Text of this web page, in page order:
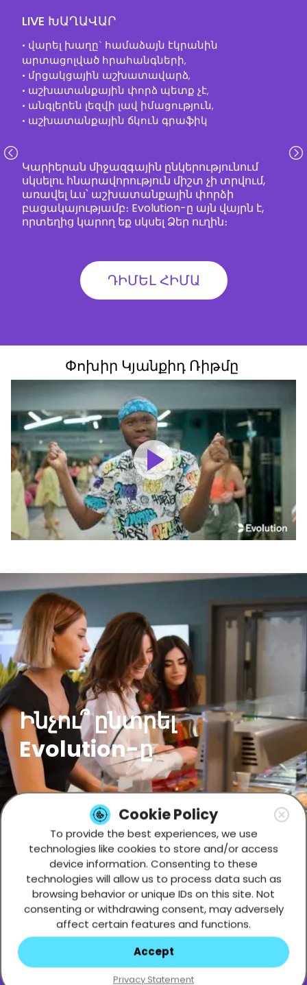
Cookie Policy
To provide the best experiences, we use
technologies like cookies to store and/or access
device information. Consenting to these
technologies will allow us to process data such as
browsing behavior or unique IDs on this site. Not
consenting or withdrawing consent, may adversely
affect certain features and functions.
Accept
Privacy Statement
LIVE ԽԱՂԱՎԱՐ
• վարել խաղը` համաձայն էկրանին
արտացոլված հրահանգների,
• մրցակցային աշխատավարձ,
• աշխատանքային փորձ պետք չէ,
• անգլերեն լեզվի լավ իմացություն,
• աշխատանքային ճկուն գրաֆիկ
Կարիերան միջազգային ընկերությունում
սկսելու հնարավորություն միշտ չի տրվում,
առավել ևս՝ աշխատանքային փորձի
բացակայությամբ։ Evolution-ը այն վայրն է,
որտեղից կարող եք սկսել Ձեր ուղին։
ԴԻՄԵԼ ՀԻՄԱ
Փոխիր Կյանքիդ Ռիթմը
Ինչու՞ ընտրել
Evolution-ը
Մրցակցային աշխատավարձ. Մենք
վստահեցնում ենք, որ ձեր քրտնաջան
աշխատանքը կպարգևատրվի մրցակցային
վարձատրությամբ և կատարողականի
բոնուսներով:
Վճարվող թրեյնինգ, այդ թվում զարգացման
տարբեր դասընթացներ և թրեյնինգներ մեր